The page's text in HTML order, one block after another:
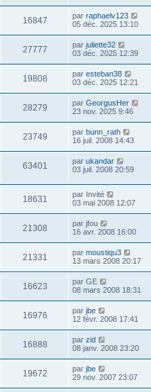
16847 par raphaelv123
05 déc. 2025 13:10
27777 par juliette32
03 déc. 2025 12:39
19808 par esteban38
03 déc. 2025 12:21
28279 par GeorgusHer
23 nov. 2025 9:46
23749 par bunn_rath
16 juil. 2008 14:43
63401 par ukandar
03 juil. 2008 20:59
18631 par Invité
03 mai 2008 12:07
21308 par jfou
16 avr. 2008 16:00
21331 par moustiqu3
13 mars 2008 20:17
16623 par GE
08 mars 2008 18:31
16976 par jbe
12 févr. 2008 17:41
16888 par zid
08 janv. 2008 23:20
19672 par jbe
29 nov. 2007 23:07